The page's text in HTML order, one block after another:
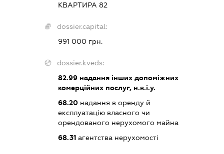
КВАРТИРА 82
dossier.capital:
991 000 грн.
dossier.kveds:
82.99надання інших допоміжних
комерційних послуг, н.в.і.у.
68.20надання в оренду й
експлуатацію власного чи
орендованого нерухомого майна
68.31агентства нерухомості